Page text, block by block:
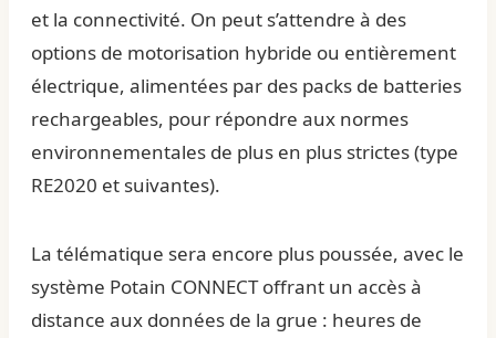
et la connectivité. On peut s’attendre à des
options de motorisation hybride ou entièrement
électrique, alimentées par des packs de batteries
rechargeables, pour répondre aux normes
environnementales de plus en plus strictes (type
RE2020 et suivantes).
La télématique sera encore plus poussée, avec le
système Potain CONNECT offrant un accès à
distance aux données de la grue : heures de